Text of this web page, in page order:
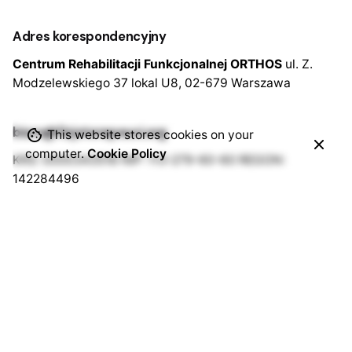
Adres korespondencyjny
Centrum Rehabilitacji Funkcjonalnej ORTHOS ul. Z.
Modzelewskiego 37 lokal U8, 02-679 Warszawa
biuro@fizjoterapeuci.org
KRS: 0000343518NIP: 113-279-60-60
REGON:
142284496
This website stores cookies on your
computer.Cookie Policy